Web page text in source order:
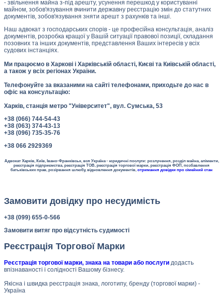
- звільнення майна з-під арешту, усунення перешкод у користуванні
майном, зобов'язування вчинити державну реєстрацію змін до статутних
документів, зобов'язування зняти арешт з рахунків та інші.
Наш адвокат з господарських спорів - це професійна консультація, аналіз
документів, розробка кращої у Вашій ситуації правової позиції, складання
позовних та інших документів, представлення Ваших інтересів у всіх
судових інстанціях.
Ми працюємо в Харкові і Харківській області, Києві та Київській області,
а також у всіх регіонах України.
Телефонуйте за вказаними на сайті телефонами, приходьте до нас в
офіс на консультацію:
Харків, станція метро "Університет", вул. Сумська, 53
+38 (066) 744-54-43
+38 (063) 374-43-13
+38 (096) 735-35-76
+38 066 2929369
Адвокат Харків, Київ, Івано-Франківськ, вся Україна - юридичні послуги: розлучення, розділ майна, аліменти,
реєстрація підприємства, реєстрація ТОВ, реєстрація торгової марки, реєстрація ФОП, позбавлення
батьківських прав, розірвання шлюбу, відновлення документів, отримання довідки про сімейний стан
Замовити довідку про несудимість
+38 (099) 655-0-566
Замовити витяг про відсутність судимості
Реєстрація Торгової Марки
Реєстрація торгової марки, знака на товари або послуги додасть
впізнаваності і солідності Вашому бізнесу.
Якісна і швидка реєстрація знака, логотипу, бренду (торгової марки) -
Україна